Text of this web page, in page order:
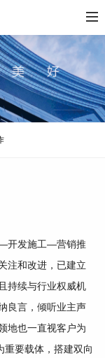
—开发施工—营销推
注和改进，已建立
持续与行业权威机
良言，倾听业主声
地也一直视客户为
重要载体，搭建双向